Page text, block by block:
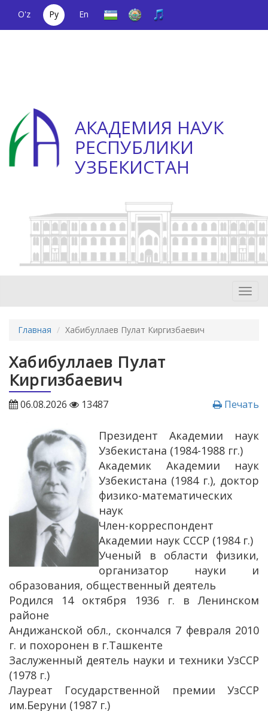
O'z Ру
En
АКАДЕМИЯ НАУК
РЕСПУБЛИКИ
УЗБЕКИСТАН
Главная Хабибуллаев Пулат Киргизбаевич
Хабибуллаев Пулат
Киргизбаевич
06.08.2026 13487 Печать
Президент Академии наук
Узбекистана (1984-1988 гг.)
Академик Академии наук
Узбекистана (1984 г.), доктор
физико-математических
наук
Член-корреспондент
Академии наук СССР (1984 г.)
Ученый в области физики,
организатор науки и
образования, общественный деятель
Родился 14 октября 1936 г. в Ленинском
районе
Андижанской обл., скончался 7 февраля 2010
г. и похоронен в г.Ташкенте
Заслуженный деятель науки и техники УзССР
(1978 г.)
Лауреат Государственной премии УзССР
им.Беруни (1987 г.)